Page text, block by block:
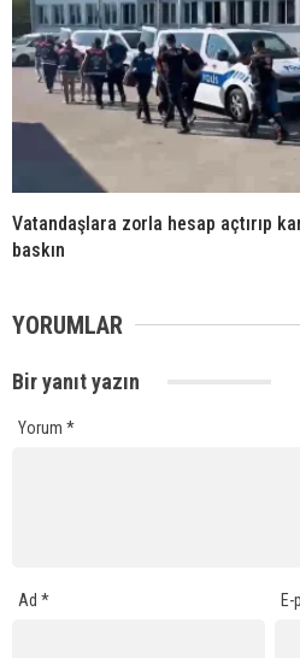
Vatandaşlara zorla hesap açtırıp
baskın
YORUMLAR
Bir yanıt yazın
Yorum *
Ad *